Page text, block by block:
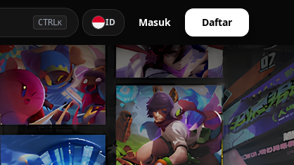
CTRLK ID Masuk Daftar